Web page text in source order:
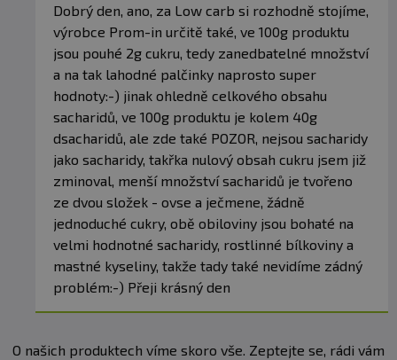
Dobrý den, ano, za Low carb si rozhodně stojíme,
výrobce Prom-in určitě také, ve 100g produktu
jsou pouhé 2g cukru, tedy zanedbatelné množství
a na tak lahodné palčinky naprosto super
hodnoty:-) jinak ohledně celkového obsahu
sacharidů, ve 100g produktu je kolem 40g
dsacharidů, ale zde také POZOR, nejsou sacharidy
jako sacharidy, takřka nulový obsah cukru jsem již
zminoval, menší množství sacharidů je tvořeno
ze dvou složek - ovse a ječmene, žádně
jednoduché cukry, obě obiloviny jsou bohaté na
velmi hodnotné sacharidy, rostlinné bílkoviny a
mastné kyseliny, takže tady také nevidíme zádný
problém:-) Přeji krásný den
O našich produktech víme skoro vše. Zeptejte se, rádi vám